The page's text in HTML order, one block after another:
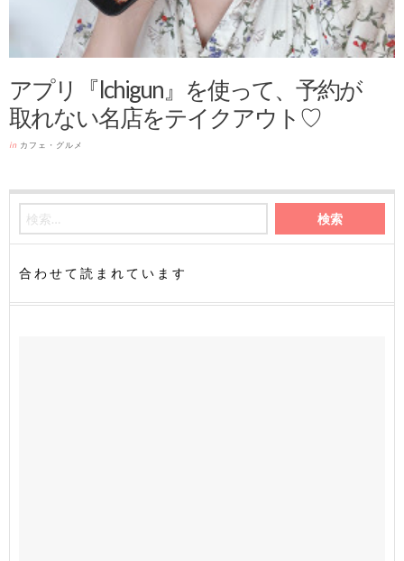
アプリ『Ichigun』を使って、予約が
取れない名店をテイクアウト♡
in カフェ・グルメ
合わせて読まれています